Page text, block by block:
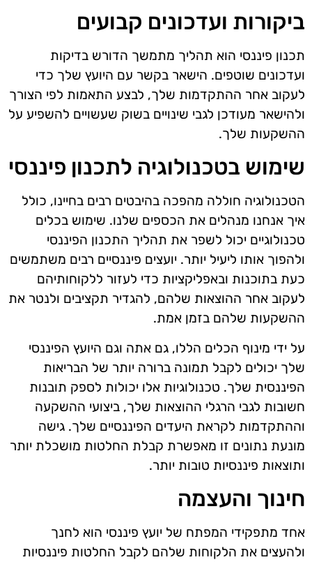
ביקורות ועדכונים קבועים
תכנון פיננסי הוא תהליך מתמשך הדורש בדיקות
ועדכונים שוטפים. הישאר בקשר עם היועץ שלך כדי
לעקוב אחר ההתקדמות שלך, לבצע התאמות לפי הצורך
ולהישאר מעודכן לגבי שינויים בשוק שעשויים להשפיע על
ההשקעות שלך.
שימוש בטכנולוגיה לתכנון פיננסי
הטכנולוגיה חוללה מהפכה בהיבטים רבים בחיינו, כולל
איך אנחנו מנהלים את הכספים שלנו. שימוש בכלים
טכנולוגיים יכול לשפר את תהליך התכנון הפיננסי
ולהפוך אותו ליעיל יותר. יועצים פיננסיים רבים משתמשים
כעת בתוכנות ובאפליקציות כדי לעזור ללקוחותיהם
לעקוב אחר ההוצאות שלהם, להגדיר תקציבים ולנטר את
ההשקעות שלהם בזמן אמת.
על ידי מינוף הכלים הללו, גם אתה וגם היועץ הפיננסי
שלך יכולים לקבל תמונה ברורה יותר של הבריאות
הפיננסית שלך. טכנולוגיות אלו יכולות לספק תובנות
חשובות לגבי הרגלי ההוצאות שלך, ביצועי ההשקעה
וההתקדמות לקראת היעדים הפיננסיים שלך. גישה
מונעת נתונים זו מאפשרת קבלת החלטות מושכלת יותר
ותוצאות פיננסיות טובות יותר.
חינוך והעצמה
אחד מתפקידי המפתח של יועץ פיננסי הוא לחנך
ולהעצים את הלקוחות שלהם לקבל החלטות פיננסיות